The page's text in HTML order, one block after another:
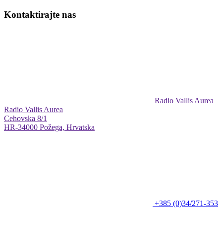
Kontaktirajte nas
Radio Vallis Aurea
Radio Vallis Aurea
Cehovska 8/1
HR-34000 Požega, Hrvatska
+385 (0)34/271-353